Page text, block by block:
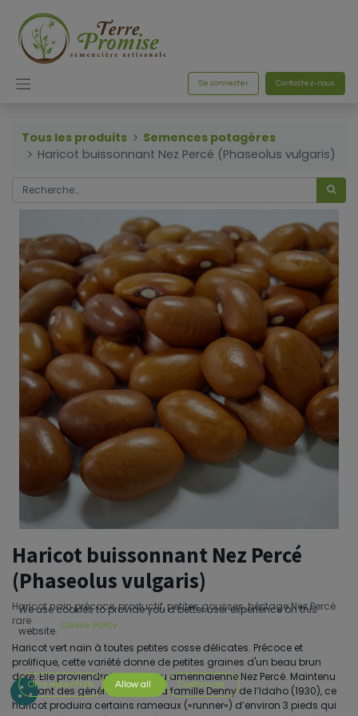
Se connecter Contactez-nous
Tous les produits
Semences potagères
Haricot buissonnant Nez Percé (Phaseolus vulgaris)
Haricot buissonnant Nez Percé
(Phaseolus vulgaris)
Haricot nain précoce, productif, petites gousses, héritage Nez Percé
rare
Haricot vert nain à toutes petites cosse délicates. Précoce et
prolifique, cette variété donne de petites graines d'un beau brun
doré. Elle proviendrait de la tribu amérindienne Nez Percé. Maintenu
pendant des générations par la famille Denny de l’Idaho (1930), ce
haricot produira certains rameaux («runner») d’environ 3 pieds qui
We use cookies to provide you a better user experience on this
website. Cookie Policy
Only essentials Allow all Customize